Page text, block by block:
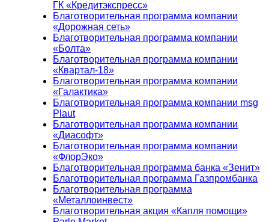
ГК «Кредитэкспресс»
Благотворительная программа компании
«Дорожная сеть»
Благотворительная программа компании
«Болта»
Благотворительная программа компании
«Квартал-18»
Благотворительная программа компании
«Галактика»
Благотворительная программа компании msg
Plaut
Благотворительная программа компании
«Диасофт»
Благотворительная программа компании
«ФлорЭко»
Благотворительная программа банка «Зенит»
Благотворительная программа Газпромбанка
Благотворительная программа
«Металлоинвест»
Благотворительная акция «Капля помощи»